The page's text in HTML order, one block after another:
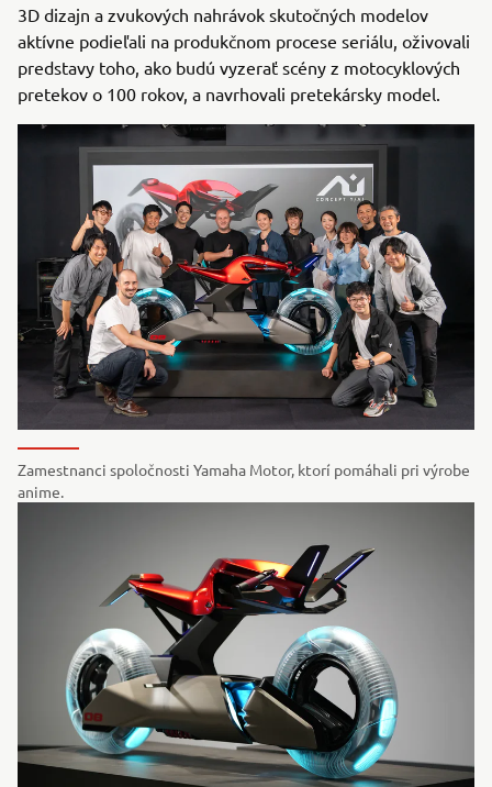
3D dizajn a zvukových nahrávok skutočných modelov
aktívne podieľali na produkčnom procese seriálu, oživovali
predstavy toho, ako budú vyzerať scény z motocyklových
pretekov o 100 rokov, a navrhovali pretekársky model.
Zamestnanci spoločnosti Yamaha Motor, ktorí pomáhali pri výrobe
anime.